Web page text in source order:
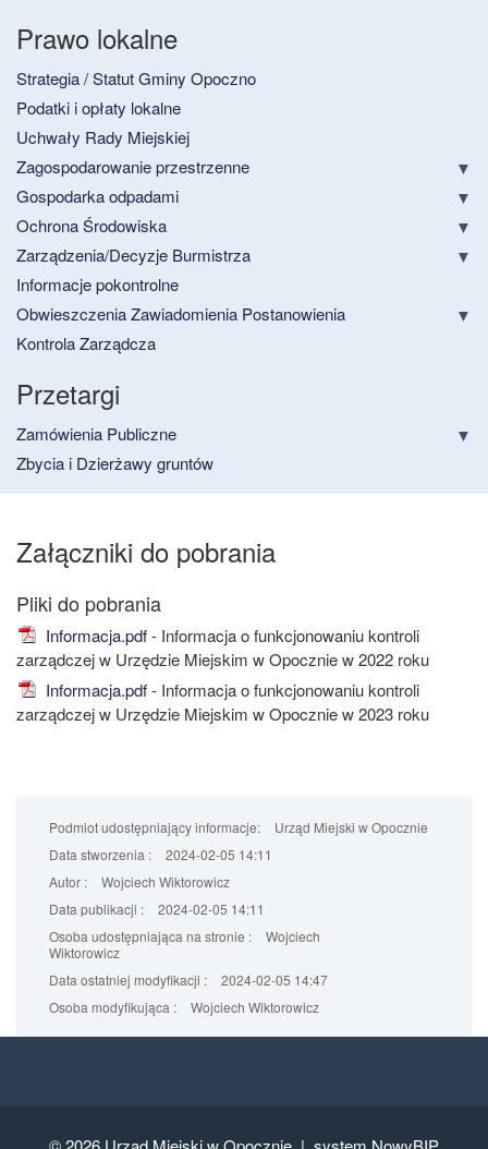
Prawo lokalne
Strategia / Statut Gminy Opoczno
Podatki i opłaty lokalne
Uchwały Rady Miejskiej
Zagospodarowanie przestrzenne
Gospodarka odpadami
Ochrona Środowiska
Zarządzenia/Decyzje Burmistrza
Informacje pokontrolne
Obwieszczenia Zawiadomienia Postanowienia
Kontrola Zarządcza
Przetargi
Zamówienia Publiczne
Zbycia i Dzierżawy gruntów
Załączniki do pobrania
Informacja.pdf- Informacja o funkcjonowaniu kontroli
zarządczej w Urzędzie Miejskim w Opocznie w 2022 roku
Informacja.pdf- Informacja o funkcjonowaniu kontroli
zarządczej w Urzędzie Miejskim w Opocznie w 2023 roku
Podmiot udostępniający informacje:
Urząd Miejski w Opocznie
Data stworzenia :
2024-02-05 14:11
Autor :
Wojciech Wiktorowicz
Data publikacji :
2024-02-05 14:11
Osoba udostępniająca na stronie :
Wojciech
Wiktorowicz
Data ostatniej modyfikacji :
2024-02-05 14:47
Osoba modyfikująca :
Wojciech Wiktorowicz